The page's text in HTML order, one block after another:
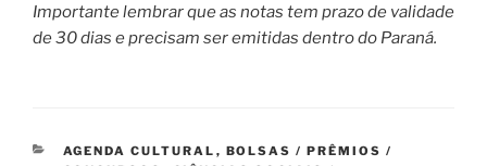
Importante lembrar que as notas tem prazo de validade
de 30 dias e precisam ser emitidas dentro do Paraná.
CATEGORIAS
AGENDA CULTURAL , BOLSAS / PRÊMIOS /